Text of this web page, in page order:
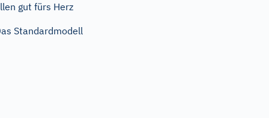
gut fürs Herz
Standardmodell